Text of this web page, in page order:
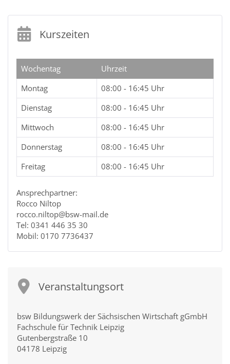
Kurszeiten
Wochentag
Uhrzeit
Montag
08:00 - 16:45 Uhr
Dienstag
08:00 - 16:45 Uhr
Mittwoch
08:00 - 16:45 Uhr
Donnerstag
08:00 - 16:45 Uhr
Freitag
08:00 - 16:45 Uhr
Ansprechpartner:
Rocco Niltop
rocco.niltop@bsw-mail.de
Tel: 0341 446 35 30
Mobil: 0170 7736437
Veranstaltungsort
bsw Bildungswerk der Sächsischen Wirtschaft gGmbH
Fachschule für Technik Leipzig
Gutenbergstraße 10
04178 Leipzig